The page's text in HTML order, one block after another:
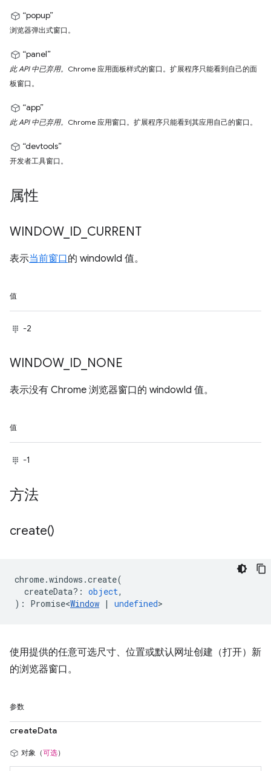
“popup”
浏览器弹出式窗口。
“panel”
此 API 中已弃用。 Chrome 应用面板样式的窗口。扩展程序只能看到自己的面
板窗口。
“app”
此 API 中已弃用。 Chrome 应用窗口。扩展程序只能看到其应用自己的窗口。
“devtools”
开发者工具窗口。
属性
WINDOW_ ID CURRENT
表示当前窗口的 windowId 值。
值
-2
WINDOW_ ID NONE
表示没有 Chrome 浏览器窗口的 windowId 值。
值
-1
方法
create()
chrome.windows .create(
createData? : object,
) : Promise<Window | undefined>
使用提供的任意可选尺寸、位置或默认网址创建（打开）新
的浏览器窗口。
参数
createData
对象（可选）